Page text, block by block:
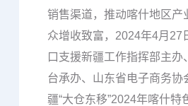
销售渠道，推动喀什地区产
众增收致富，2024年4月27
口支援新疆工作指挥部主办
台承办、山东省电子商务协
疆“大仓东移”2024年喀什特